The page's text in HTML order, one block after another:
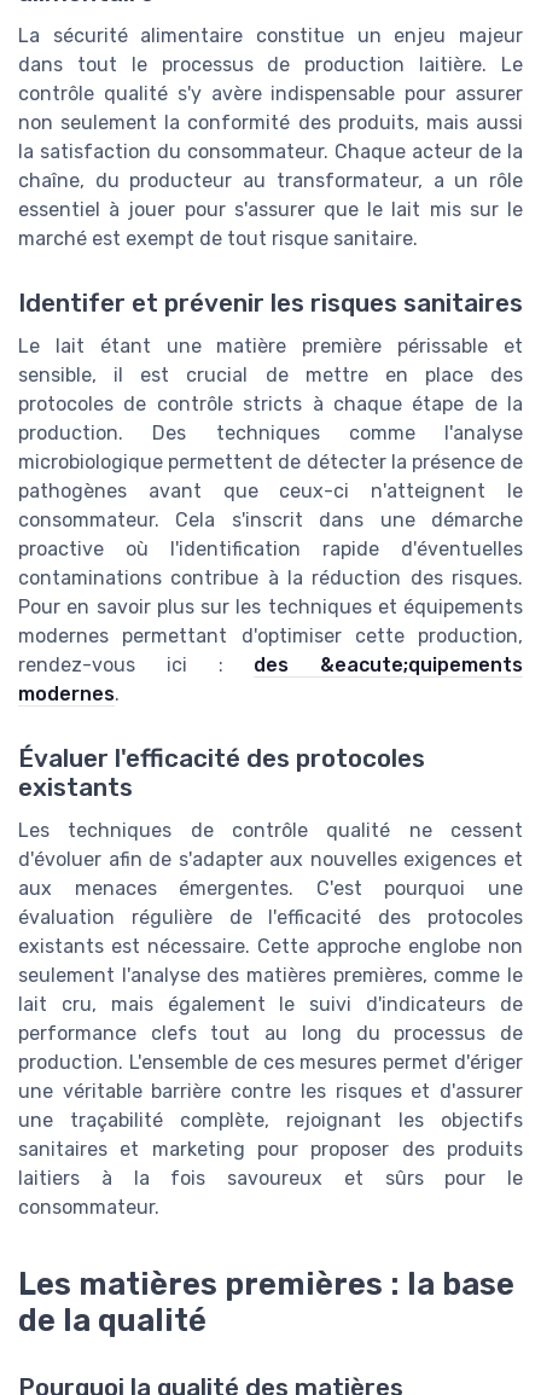
La sécurité alimentaire constitue un enjeu majeur
dans tout le processus de production laitière. Le
contrôle qualité s'y avère indispensable pour assurer
non seulement la conformité des produits, mais aussi
la satisfaction du consommateur. Chaque acteur de la
chaîne, du producteur au transformateur, a un rôle
essentiel à jouer pour s'assurer que le lait mis sur le
marché est exempt de tout risque sanitaire.
Identifer et prévenir les risques sanitaires
Le lait étant une matière première périssable et
sensible, il est crucial de mettre en place des
protocoles de contrôle stricts à chaque étape de la
production. Des techniques comme l'analyse
microbiologique permettent de détecter la présence de
pathogènes avant que ceux-ci n'atteignent le
consommateur. Cela s'inscrit dans une démarche
proactive où l'identification rapide d'éventuelles
contaminations contribue à la réduction des risques.
Pour en savoir plus sur les techniques et équipements
modernes permettant d'optimiser cette production,
rendez-vous ici : des &eacute;quipements
modernes.
Évaluer l'efficacité des protocoles
existants
Les techniques de contrôle qualité ne cessent
d'évoluer afin de s'adapter aux nouvelles exigences et
aux menaces émergentes. C'est pourquoi une
évaluation régulière de l'efficacité des protocoles
existants est nécessaire. Cette approche englobe non
seulement l'analyse des matières premières, comme le
lait cru, mais également le suivi d'indicateurs de
performance clefs tout au long du processus de
production. L'ensemble de ces mesures permet d'ériger
une véritable barrière contre les risques et d'assurer
une traçabilité complète, rejoignant les objectifs
sanitaires et marketing pour proposer des produits
laitiers à la fois savoureux et sûrs pour le
consommateur.
Les matières premières : la base
de la qualité
Pourquoi la qualité des matières